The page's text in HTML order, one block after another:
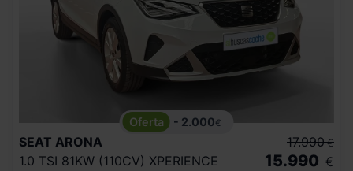
- 2.000€
SEAT ARONA
1.0 TSI 81KW (110CV) XPERIENCE
17.990 €
15.990 €